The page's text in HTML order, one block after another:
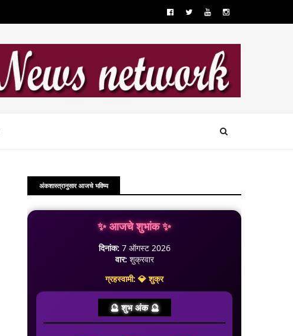
अंकशास्त्रानुसार आजचे भविष्य
✨ आजचे शुभांक ✨
दिनांक: 7 ऑगस्ट 2026
वार: शुक्रवार
ग्रहस्वामी: 💎 शुक्र
🔮 शुभ अंक 🔮